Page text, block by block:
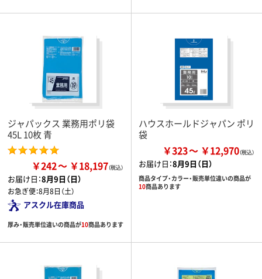
ジャパックス 業務用ポリ袋
45L 10枚 青
￥242 ￥18,197
お届け日：8月9日（日）
お急ぎ便：8月8日（土）
アスクル在庫商品
厚み・販売単位違いの商品が10商品あります
ハウスホールドジャパン ポリ
袋
￥323 ￥12,970
お届け日：8月9日（日）
商品タイプ・カラー・販売単位違いの商品が
10商品あります